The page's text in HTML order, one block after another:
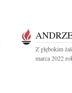
Z głębokim
marca 2022